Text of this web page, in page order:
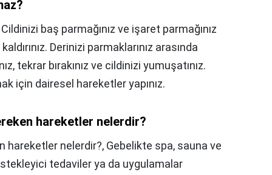
Cildinizi baş parmağınız ve işaret parmağınız
Derinizi parmaklarınız arasında
tekrar bırakınız ve cildinizi yumuşatınız.
için dairesel hareketler yapınız.
hareketler nelerdir?
hareketler nelerdir?, Gebelikte spa, sauna ve
tedaviler ya da uygulamalar